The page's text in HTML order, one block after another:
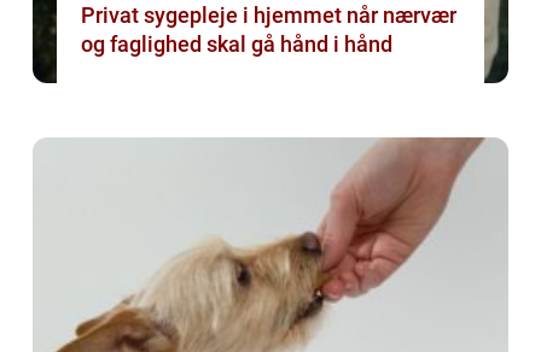
Privat sygepleje i hjemmet når nærvær
og faglighed skal gå hånd i hånd